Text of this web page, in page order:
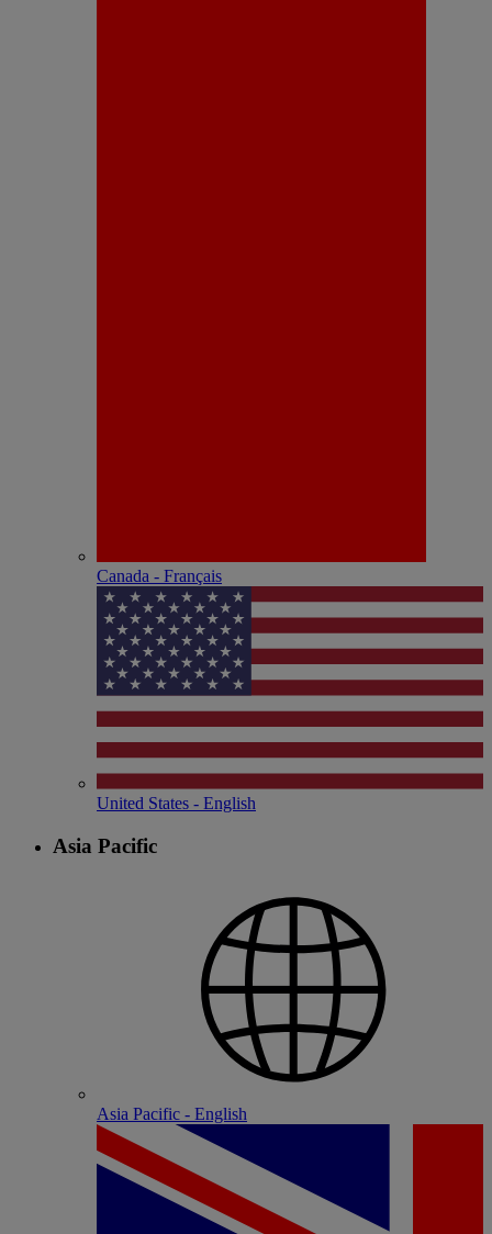
Canada - Français
United States - English
Asia Pacific
Asia Pacific - English